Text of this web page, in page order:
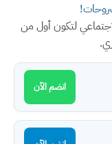
لتكون أول من
انضم الآن